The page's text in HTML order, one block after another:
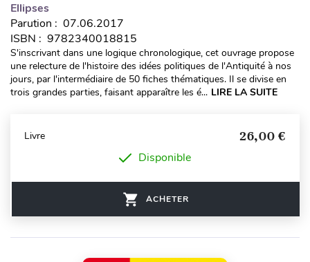
Ellipses
Parution : 07.06.2017
ISBN : 9782340018815
S'inscrivant dans une logique chronologique, cet ouvrage propose
une relecture de l'histoire des idées politiques de l'Antiquité à nos
jours, par l'intermédiaire de 50 fiches thématiques. Il se divise en
trois grandes parties, faisant apparaître les é... LIRE LA SUITE
Livre 26,00 €
Disponible
ACHETER